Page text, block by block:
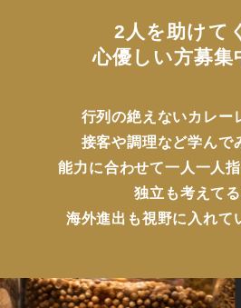
2人を助けて
心優しい方募集
行列の絶えないカレー
接客や調理など学んで
能力に合わせて一人一人指
独立も考えて
海外進出も視野に入れて